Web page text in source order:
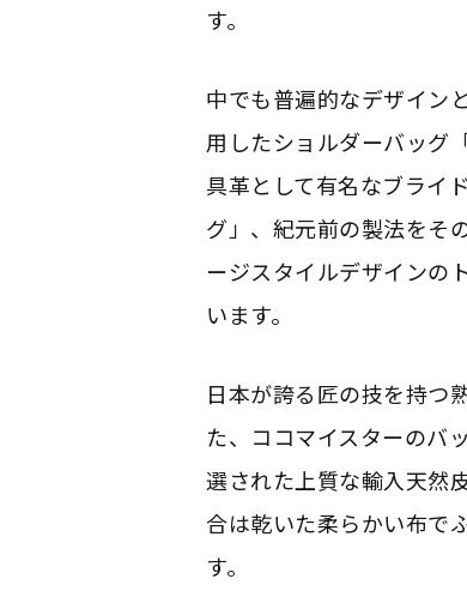
す。
中でも普遍的なデザイン
用したショルダーバッグ
具革として有名なブライ
グ」、紀元前の製法をそ
ージスタイルデザインの
います。
日本が誇る匠の技を持つ
た、ココマイスターのバ
選された上質な輸入天然
合は乾いた柔らかい布で
す。